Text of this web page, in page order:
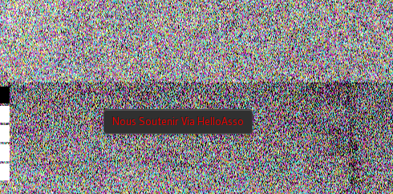
Nous Soutenir Via HelloAsso